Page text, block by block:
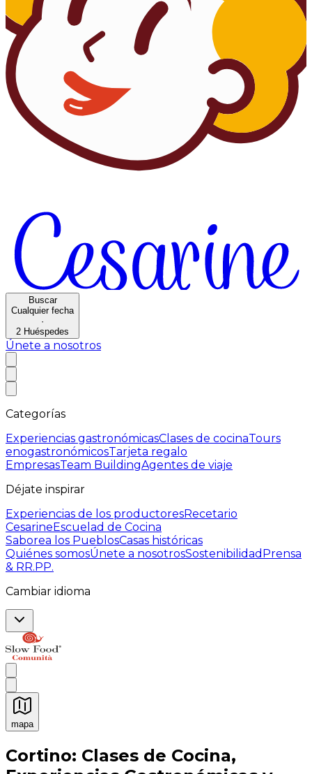
Buscar
Cualquier fecha
·
2 Huéspedes
Únete a nosotros
Categorías
Experiencias gastronómicasClases de cocinaTours
enogastronómicosTarjeta regalo
EmpresasTeam BuildingAgentes de viaje
Déjate inspirar
Experiencias de los productoresRecetario
CesarineEscuelad de Cocina
Saborea los PueblosCasas históricas
Quiénes somosÚnete a nosotrosSostenibilidad Prensa
& RR.PP.
Cambiar idioma
mapa
Experiencias culinarias inolvidables: Experiencias
Cortino: Clases de Cocina,